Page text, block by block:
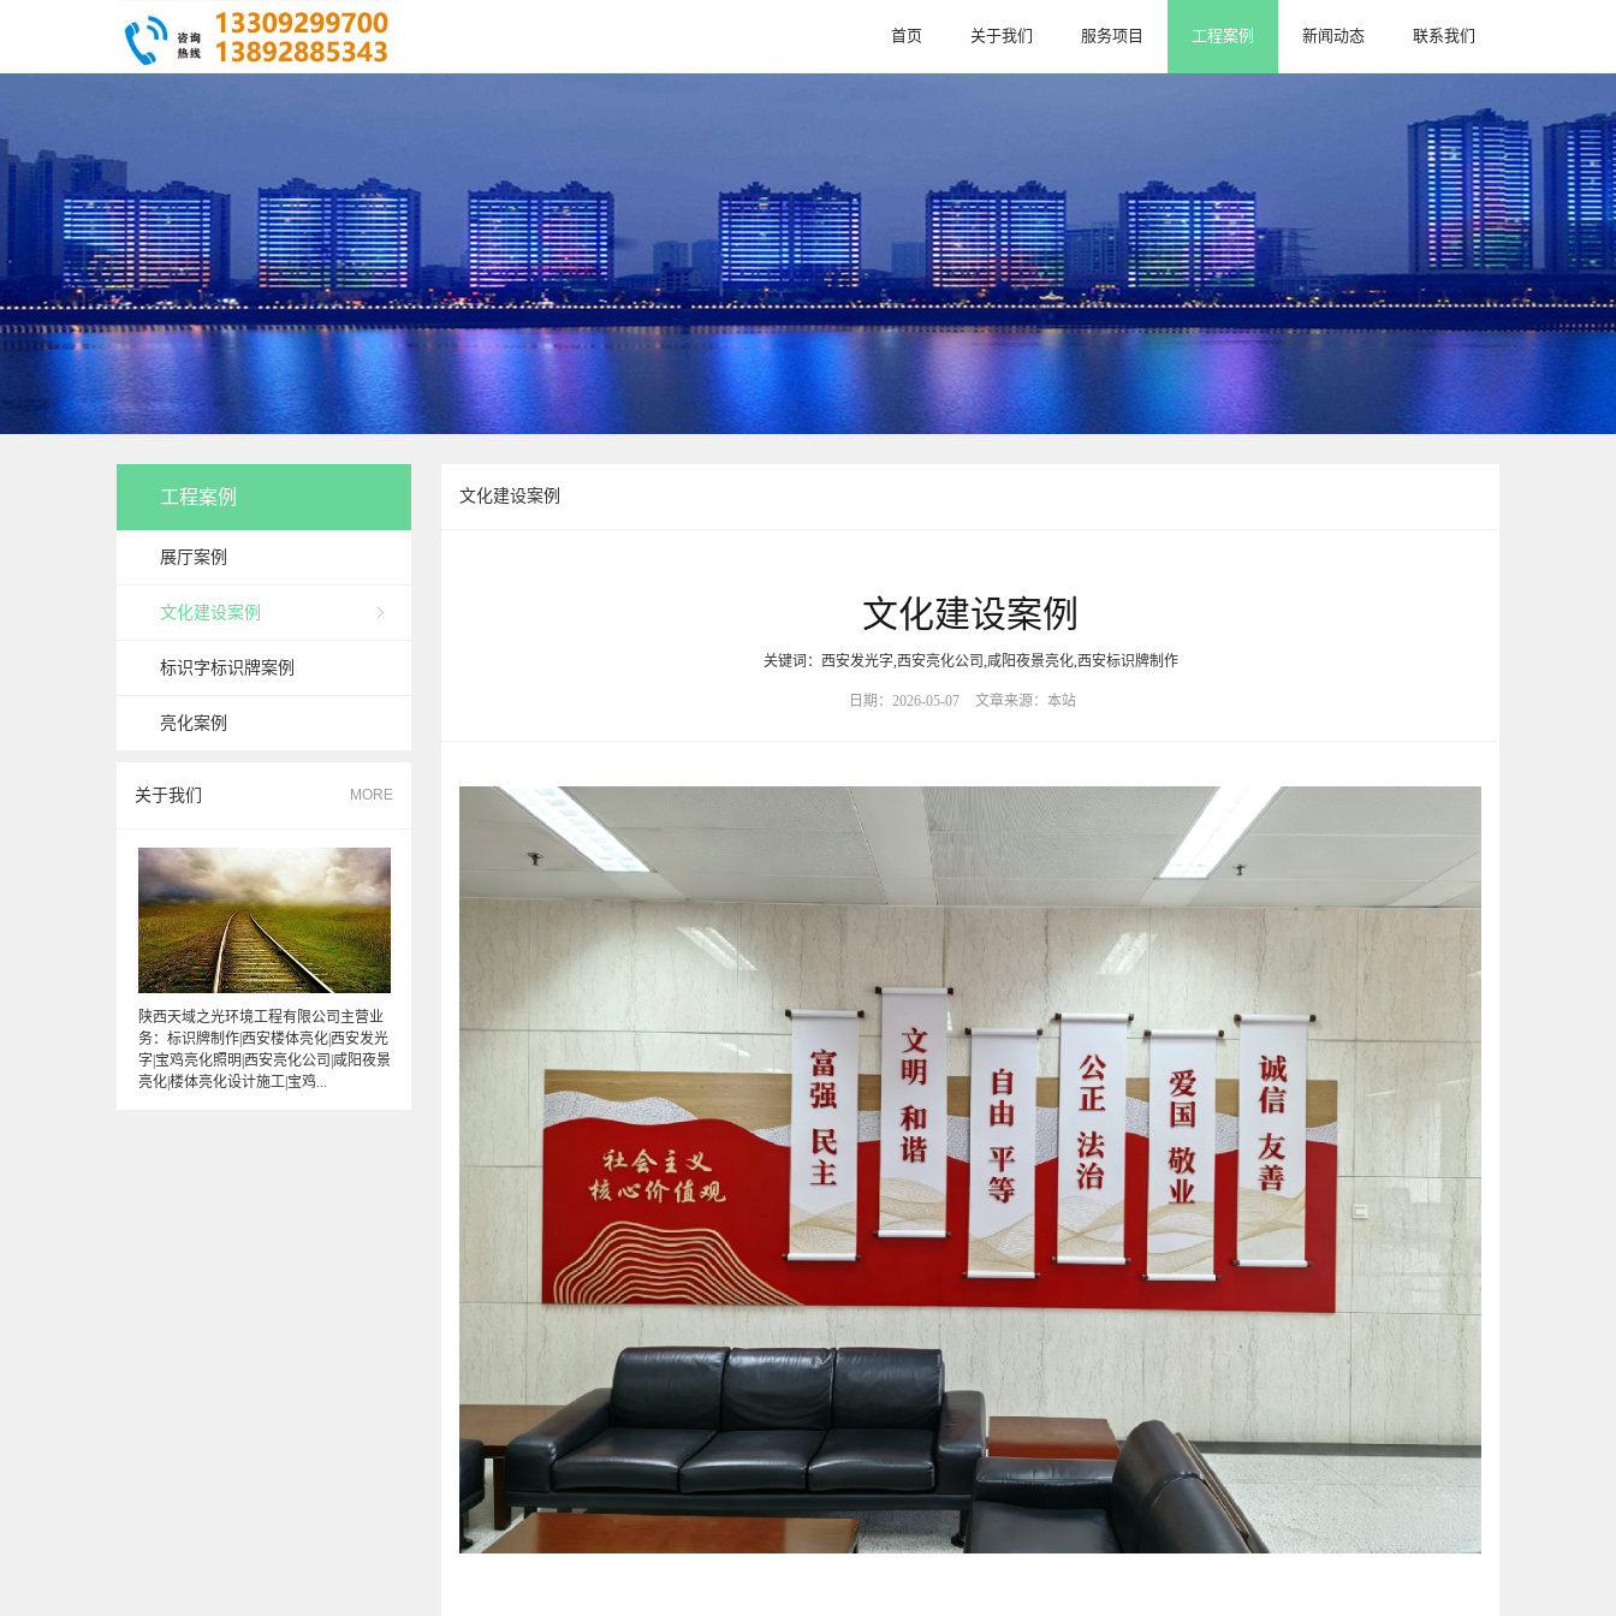
首页
首页
关于我们
关于我们
服务项目
服务项目
工程案例 新闻动态
新闻动态
联系我们
联系我们
工程案例
展厅案例
文化建设案例
标识字标识牌案例
亮化案例
关于我们 MORE
陕西天域之光环境工程有限公司主营业
务：标识牌制作|西安楼体亮化|西安发光
字|宝鸡亮化照明|西安亮化公司|咸阳夜景
亮化|楼体亮化设计施工|宝鸡...
文化建设案例
文化建设案例
关键词：西安发光字,西安亮化公司,咸阳夜景亮化,西安标识牌制作
日期：2026-05-07 文章来源：本站